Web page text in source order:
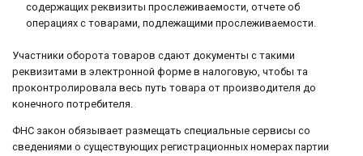
содержащих реквизиты прослеживаемости, отчете об
операциях с товарами, подлежащими прослеживаемости.
Участники оборота товаров сдают документы с такими
реквизитами в электронной форме в налоговую, чтобы та
проконтролировала весь путь товара от производителя до
конечного потребителя.
ФНС закон обязывает размещать специальные сервисы со
сведениями о существующих регистрационных номерах партии